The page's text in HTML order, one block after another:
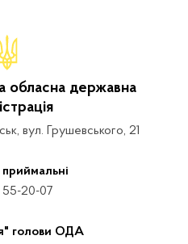
обласна державна
вул. Грушевського, 21
20-07
голови ОДА